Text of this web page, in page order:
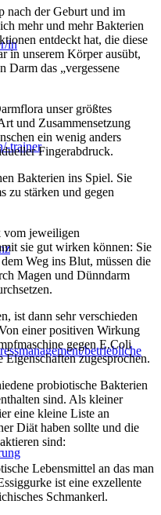
in
trainer
betriebliche
nach der Geburt und im
mehr und mehr Bakterien
entdeckt hat, die diese
in unserem Körper ausübt,
Darm das „vergessene
unser größtes
und Zusammensetzung
ein wenig anders
Fingerabdruck.
Bakterien ins Spiel. Sie
zu stärken und gegen
vom jeweiligen
sie gut wirken können: Sie
Weg ins Blut, müssen die
Magen und Dünndarm
ist dann sehr verschieden
einer positiven Wirkung
gegen E.Coli
zugesprochen.
probiotische Bakterien
sind. Als kleiner
eine kleine Liste an
Diät haben sollte und die
sind:
Lebensmittel an das man
ist eine exzellente
Schmankerl.